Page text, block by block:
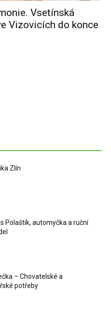
Vsetínská
Vizovicích do konce
Zlín
Polaštík, automyčka a ruční
– Chovatelské a
potřeby